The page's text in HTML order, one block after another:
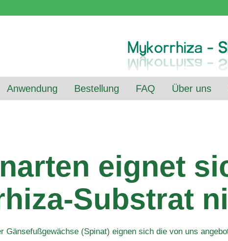
Anwendung Bestellung FAQ Über uns
eignet
Substrat
(Spinat) eignen sich die von uns